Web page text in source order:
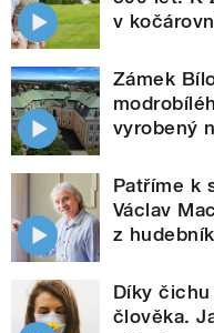
v
Zámek
vyrobený
Patříme k
Václav
z
Díky
člověka.